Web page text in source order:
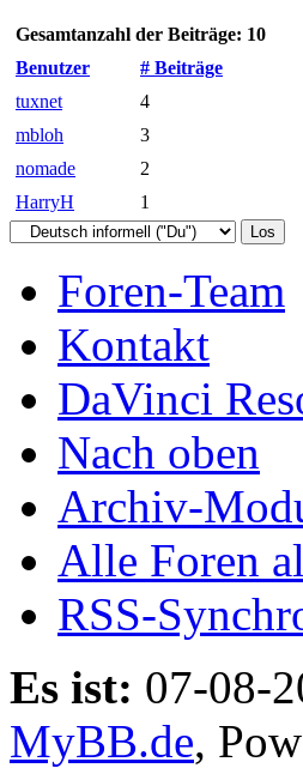
Gesamtanzahl der Beiträge: 10
Benutzer
# Beiträge
tuxnet
4
mbloh
3
nomade
2
HarryH
1
Foren-Team
Kontakt
DaVinci
Nach oben
Archiv-
Alle Foren
RSS-
Es ist: 07-08-
MyBB.de,